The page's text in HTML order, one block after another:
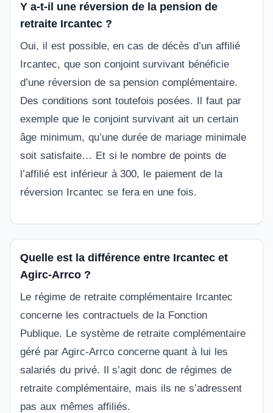
Y a-t-il une réversion de la pension de
retraite Ircantec ?
Oui, il est possible, en cas de décès d’un affilié
Ircantec, que son conjoint survivant bénéficie
d’une réversion de sa pension complémentaire.
Des conditions sont toutefois posées. Il faut par
exemple que le conjoint survivant ait un certain
âge minimum, qu’une durée de mariage minimale
soit satisfaite… Et si le nombre de points de
l’affilié est inférieur à 300, le paiement de la
réversion Ircantec se fera en une fois.
Quelle est la différence entre Ircantec et
Agirc-Arrco ?
Le régime de retraite complémentaire Ircantec
concerne les contractuels de la Fonction
Publique. Le système de retraite complémentaire
géré par Agirc-Arrco concerne quant à lui les
salariés du privé. Il s’agit donc de régimes de
retraite complémentaire, mais ils ne s’adressent
pas aux mêmes affiliés.